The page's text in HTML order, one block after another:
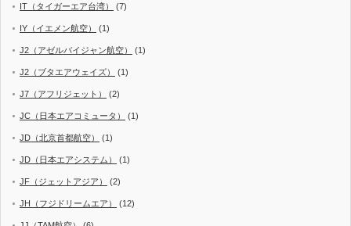
IT（タイガーエア台湾） (7)
IY（イエメン航空） (1)
J2（アゼルバイジャン航空） (1)
J2（ブタエアウェイズ） (1)
J7（アフリジェット） (2)
JC（日本エアコミュータ） (1)
JD（北京首都航空） (1)
JD（日本エアシステム） (1)
JF（ジェットアジア） (2)
JH（フジドリームエア） (12)